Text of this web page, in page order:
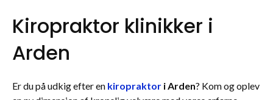
Kiropraktor klinikker i
Arden
Er du på udkig efter en kiropraktor i Arden? Kom og oplev